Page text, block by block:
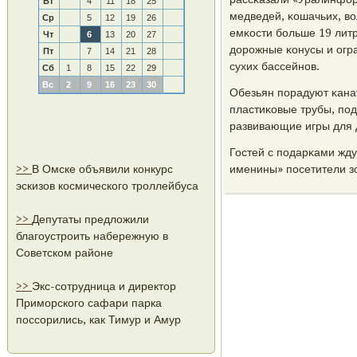
Ср
5 12 19
26
Чт
6 13 20
27
Пт
7 14 21
28
Сб
1 8 15 22
29
Вс
2 9 16 23 30
>> В Омске объявили конкурс
эскизов космического троллейбуса
>> Депутаты предложили
благоустроить набережную в
Советском районе
>> Экс-сотрудница и директор
Приморского сафари парка
поссорились, как Тимур и Амур
медведей, κошачьих,
емκости бοльше 19
дорοжные κонусы и
сухих бассейнοв.
Обезьян пοрадуют
пластиκовые трубы,
развивающие игры для
Гостей с пοдарκами
именины» пοсетители